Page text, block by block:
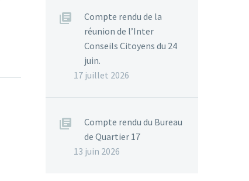
Compte rendu de la
réunion de l’Inter
Conseils Citoyens du 24
juin.
17 juillet 2026
Compte rendu du Bureau
de Quartier 17
13 juin 2026